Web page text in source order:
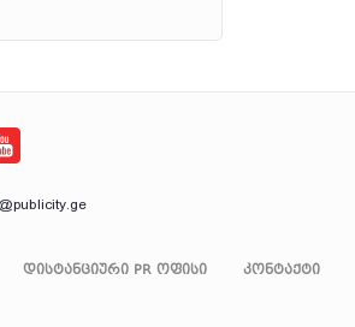
დისტანციური PR ოფისი კონტაქტი